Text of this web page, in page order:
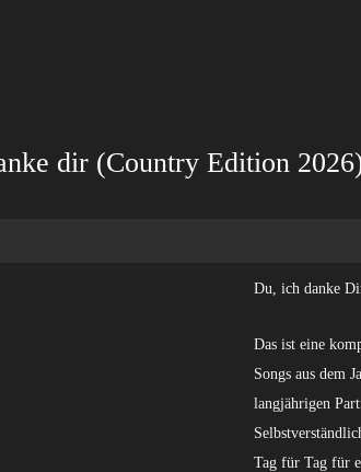
dir (Country Edition
Du, ich danke
Das ist eine
Songs aus dem
langjährigen
Tag für Tag für